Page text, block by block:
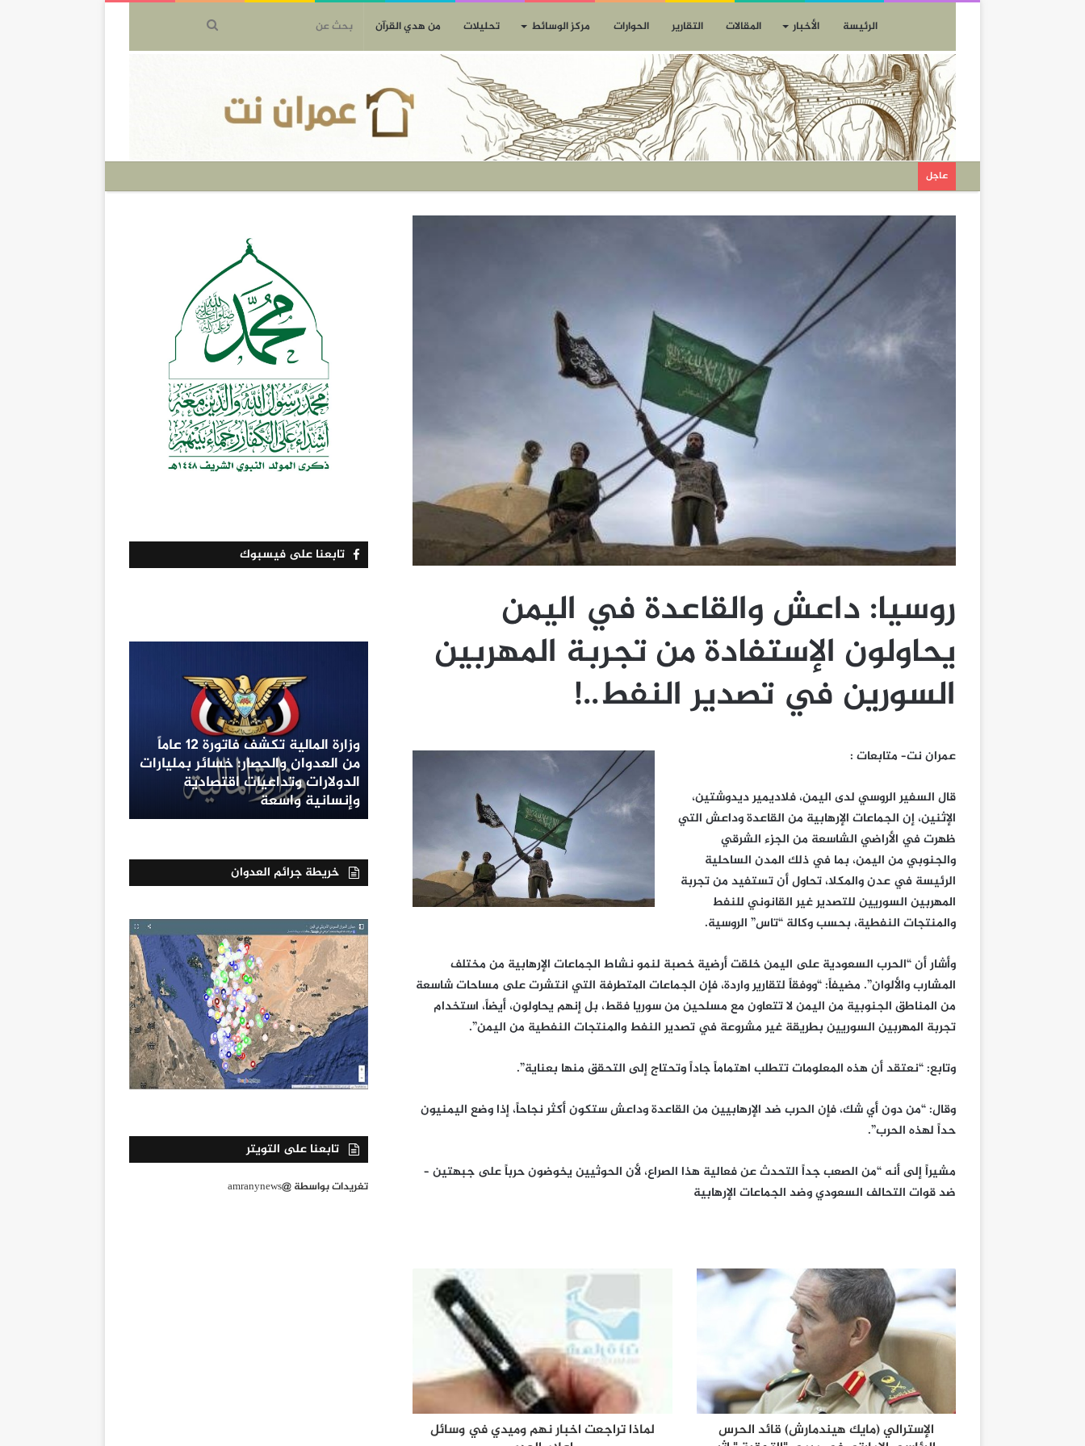
الرئيسة الأخبار المقالات التقارير الحوارات مركز الوسائط تحليلات من هدي القرآن
عاجل
روسيا: داعش والقاعدة في اليمن
يحاولون الإستفادة من تجربة المهربين
السورين في تصدير النفط..!
عمران نت– متابعات :
قال السفير الروسي لدى اليمن، فلاديمير ديدوشتين،
الإثنين، إن الجماعات الإرهابية من القاعدة وداعش التي
ظهرت في الأراضي الشاسعة من الجزء الشرقي
والجنوبي من اليمن، بما في ذلك المدن الساحلية
الرئيسة في عدن والمكلا، تحاول أن تستفيد من تجربة
المهربين السوريين للتصدير غير القانوني للنفط
والمنتجات النفطية، بحسب وكالة “تاس” الروسية.
وأشار أن “الحرب السعودية على اليمن خلقت أرضية خصبة لنمو نشاط الجماعات الإرهابية من مختلف
المشارب والألوان”. مضيفاً: “ووفقاً لتقارير واردة، فإن الجماعات المتطرفة التي انتشرت على مساحات شاسعة
من المناطق الجنوبية من اليمن لا تتعاون مع مسلحين من سوريا فقط، بل إنهم يحاولون، أيضاً، استخدام
تجربة المهربين السوريين بطريقة غير مشروعة في تصدير النفط والمنتجات النفطية من اليمن”.
وتابع: “نعتقد أن هذه المعلومات تتطلب اهتماماً جاداً وتحتاج إلى التحقق منها بعناية”.
وقال: “من دون أي شك، فإن الحرب ضد الإرهابيين من القاعدة وداعش ستكون أكثر نجاحاً، إذا وضع اليمنيون
حداً لهذه الحرب”.
مشيراً إلى أنه “من الصعب جداً التحدث عن فعالية هذا الصراع، لأن الحوثيين يخوضون حرباً على جبهتين –
ضد قوات التحالف السعودي وضد الجماعات الإرهابية
الإسترالي (مايك هيندمارش) قائد الحرس
لماذا تراجعت اخبار نهم وميدي في وسائل
تابعنا على فيسبوك
وزارة المالية تكشف فاتورة 12 عاماً
من العدوان والحصار: خسائر بمليارات
الدولارات وتداعيات اقتصادية
وإنسانية واسعة
خريطة جرائم العدوان
تابعنا على التويتر
تغريدات بواسطة @amranynews